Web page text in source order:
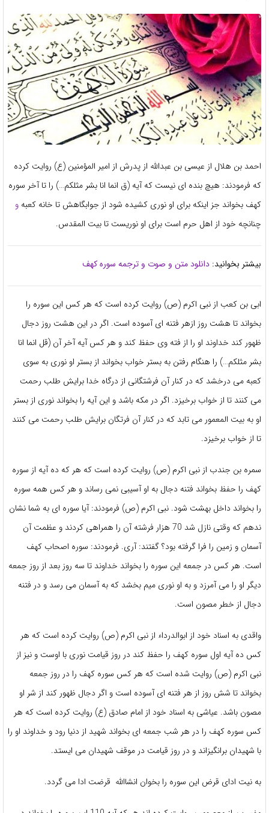
احمد بن هلال از عیسی بن عبدالله از پدرش از امیر المؤمنین (ع) روایت کرده
که فرمودند: هیچ بنده ای نیست که آیه (ق انما انا بشر مثلکم…) را تا آخر سوره
کهف بخواند جز اینکه برای او نوری کشیده شود از جوابگاهش تا خانه کعبه و
چنانچه خود از اهل حرم است برای او نوریست تا بیت المقدس.
بیشتر بخوانید: دانلود متن و صوت و ترجمه سوره کهف
ابی بن کعب از نبی اکرم (ص) روایت کرده است که هر کس این سوره را
بخواند تا هشت روز ازهر فتنه ای آسوده است. اگر در این هشت روز دجال
ظهور کند خداوند او را از فته وی حفظ کند و هر کس آیه آخر آن (قل انما انا
بشر مثلکم…) را هنگام رفتن به بستر خواب بخواند از بستر او نوری به سوی
کعبه می درخشد که در کنار آن فرشتگانی از درگاه خدا برایش طلب رحمت
می کنند تا از خواب برخیزد. اگر در مکه باشد و این آیه را بخواند نوری از بستر
او به بیت المعمور می تابد که در کنار آن فرتگان برایش طلب رحمت می کنند
تا از خواب برخیزد.
سمره بن جندب از نبی اکرم (ص) روایت کرده است که هر که ده آیه از سوره
کهف را حفظ بخواند فتنه دجال به او آسیبی نمی رساند و هر کس همه سوره
را بخواند داخل بهشت شود. نبی اکرم (ص) فرمودند: آیا سوره ای به شما نشان
ندهم که وقتی نازل شد 70 هزار فرشته آن را همراهی کردند و عظمت آن
آسمان و زمین را فرا گرفته بود؟ گفتند: آری. فرمودند: سوره اصحاب کهف
است. هر کس در جمعه این سوره را بخواند خداوند تا سه روز بعد از روز جمعه
دیگر او را می آمرزد و به او نوری میم بخشد که به آسمان می رسد و در فتنه
دجال از خطر مصون است.
واقدی به اسناد خود از ابوالدرداء از نبی اکرم (ص) روایت کرده است که هر
کس ده آیه اول سوره کهف را حفظ کند در روز قیامت نوری با اوست و نیز از
نبی اکرم (ص) روایت شده است که هر کس سوره کهف را در روز جمعه
بخواند تا شش روز از هر فتنه ای آسوده است و اگر دجال ظهور کند از شر او
مصون باشد. عیاشی به اسناد خود از امام صادق (ع) روایت کرده است که هر
کس سوره کهف را در هر شب جمعه ای بخواند شهید از دنیا رود و خداوند او را
با شهیدان برانگیزاند و در روز قیامت در موقف شهیدان می ایستد.
به نیت ادای قرض این سوره را بخوان انشاالله قرضت ادا می گردد.